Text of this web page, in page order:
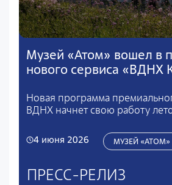
Музей «Атом» вошел в
нового сервиса «ВДНХ
Новая программа
ВДНХ начнет свою работу
4 июня 2026 МУЗЕЙ «АТОМ»
ПРЕСС-РЕЛИЗ